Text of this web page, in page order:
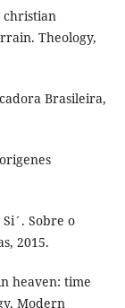
christian
Theology,
Brasileira,
Sobre o
2015.
heaven: time
Modern